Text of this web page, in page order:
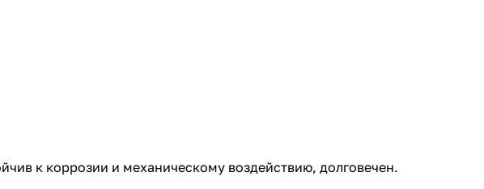
к коррозии и механическому воздействию, долговечен.